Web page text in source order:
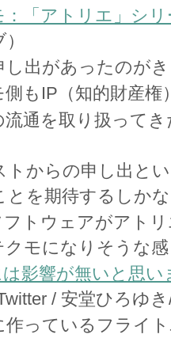
：「アトリエ」シ
し出があったのが
もIP（知的財産権
流通を取り扱って
トからの申し出と
とを期待するしか
トウェアがアト
モになりそうな
影響が無いと思
Twitter / 安堂ひろゆ
作っているフライ